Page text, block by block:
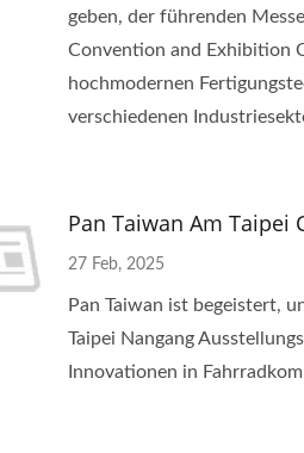
geben, der führenden
Convention and Exhibition
hochmodernen
verschiedenen
Pan Taiwan Am Taipei
27 Feb, 2025
Pan Taiwan ist begeistert,
Taipei Nangang
Innovationen in